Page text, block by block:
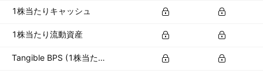
1株当たりキャッシュ
1株当たり流動資産
Tangible BPS (1株当たり有形資産)